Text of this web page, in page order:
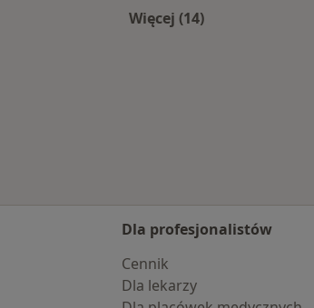
Więcej (14)
Dla profesjonalistów
Cennik
Dla lekarzy